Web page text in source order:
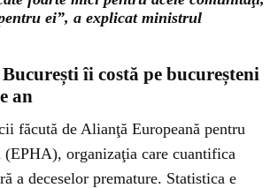
ei”, a explicat ministrul
îi costă pe bucureșteni
an
făcută de Alianţă Europeană pentru
(EPHA), organizaţia care cuantifica
a deceselor premature. Statistica e